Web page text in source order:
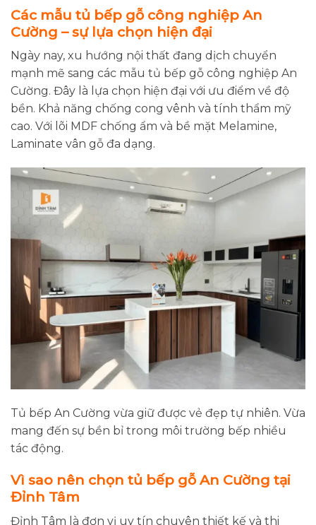
Các mẫu tủ bếp gỗ công nghiệp An
Cường – sự lựa chọn hiện đại
Ngày nay, xu hướng nội thất đang dịch chuyển
mạnh mẽ sang các mẫu tủ bếp gỗ công nghiệp An
Cường. Đây là lựa chọn hiện đại với ưu điểm về độ
bền. Khả năng chống cong vênh và tính thẩm mỹ
cao. Với lõi MDF chống ẩm và bề mặt Melamine,
Laminate vân gỗ đa dạng.
Tủ bếp An Cường vừa giữ được vẻ đẹp tự nhiên. Vừa
mang đến sự bền bỉ trong môi trường bếp nhiều
tác động.
Vì sao nên chọn tủ bếp gỗ An Cường tại
Đỉnh Tâm
Đỉnh Tâm là đơn vị uy tín chuyên thiết kế và thi